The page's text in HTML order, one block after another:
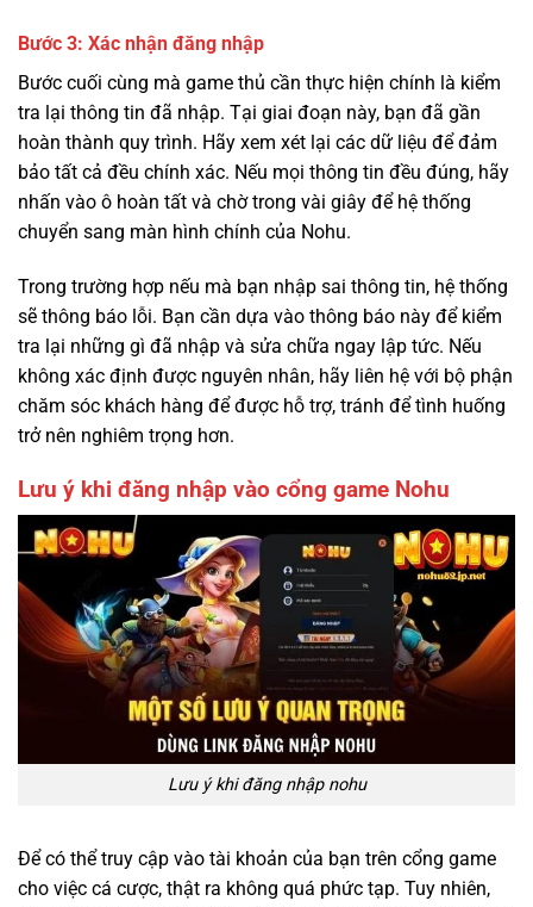
Bước 3: Xác nhận đăng nhập
Bước cuối cùng mà game thủ cần thực hiện chính là kiểm
tra lại thông tin đã nhập. Tại giai đoạn này, bạn đã gần
hoàn thành quy trình. Hãy xem xét lại các dữ liệu để đảm
bảo tất cả đều chính xác. Nếu mọi thông tin đều đúng, hãy
nhấn vào ô hoàn tất và chờ trong vài giây để hệ thống
chuyển sang màn hình chính của Nohu.
Trong trường hợp nếu mà bạn nhập sai thông tin, hệ thống
sẽ thông báo lỗi. Bạn cần dựa vào thông báo này để kiểm
tra lại những gì đã nhập và sửa chữa ngay lập tức. Nếu
không xác định được nguyên nhân, hãy liên hệ với bộ phận
chăm sóc khách hàng để được hỗ trợ, tránh để tình huống
trở nên nghiêm trọng hơn.
Lưu ý khi đăng nhập vào cổng game Nohu
Lưu ý khi đăng nhập nohu
Để có thể truy cập vào tài khoản của bạn trên cổng game
cho việc cá cược, thật ra không quá phức tạp. Tuy nhiên,